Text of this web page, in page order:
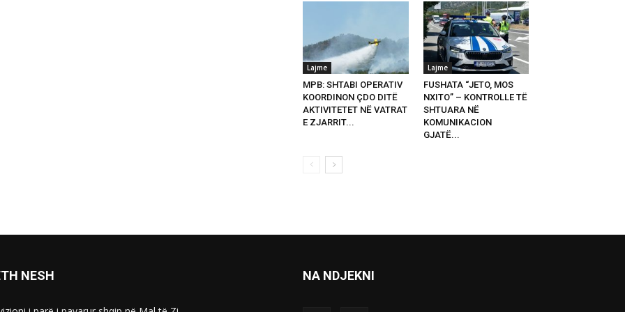
Lajme
MPB: SHTABI OPERATIV
KOORDINON ÇDO DITË
AKTIVITETET NË VATRAT
E ZJARRIT...
Lajme
FUSHATA “JETO, MOS
NXITO” – KONTROLLE TË
SHTUARA NË
KOMUNIKACION
GJATË...
NESH NA NDJEKNI